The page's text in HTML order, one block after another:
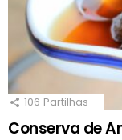
106 Partilhas
Conserva de